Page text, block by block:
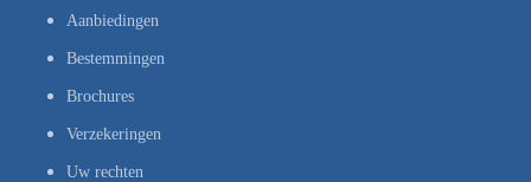
Aanbiedingen
Bestemmingen
Brochures
Verzekeringen
Uw rechten